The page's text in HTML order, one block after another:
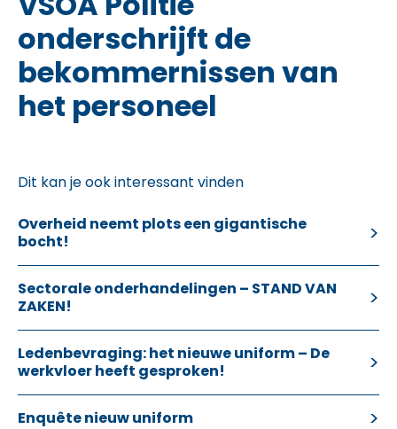
onderschrijft de
bekommernissen van
het personeel
Dit kan je ook interessant vinden
Overheid neemt plots een gigantische
bocht!
Sectorale onderhandelingen – STAND VAN
ZAKEN!
Ledenbevraging: het nieuwe uniform – De
werkvloer heeft gesproken!
Enquête nieuw uniform